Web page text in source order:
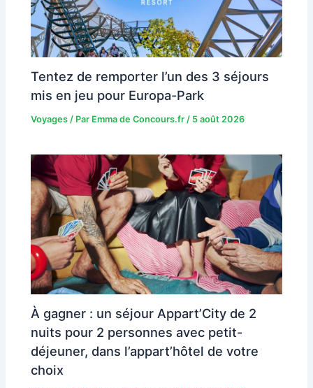
Tentez de remporter l’un des 3 séjours
mis en jeu pour Europa-Park
Voyages / Par Emma de Concours.fr/ 5 août 2026
À gagner : un séjour Appart’City de 2
nuits pour 2 personnes avec petit-
déjeuner, dans l’appart’hôtel de votre
choix